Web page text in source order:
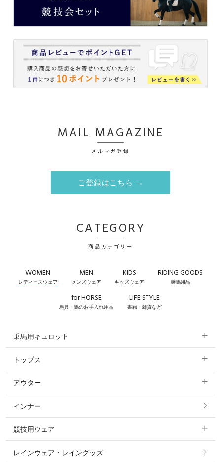
MAIL MAGAZINE
メルマガ登録
ご登録はこちら →
CATEGORY
商品カテゴリー
WOMEN
レディースウェア
MEN
メンズウェア
KIDS
キッズウェア
RIDING GOODS
乗馬用品
for HORSE
馬具・馬のお手入れ用品
LIFE STYLE
書籍・雑貨など
乗馬用キュロット
すべてのキュロット
フルグリップ・尻革 キュロット
ニーグリップ・膝革 キュロット
トップス
すべてのトップス
ポロシャツ
カットソー・Tシャツ・タンクトップ
アウター
すべてのアウター
コート
ジャケット・ブルゾン
インナー
競技用ウェア
すべての競技用ウェア
レインウェア・レイングッズ